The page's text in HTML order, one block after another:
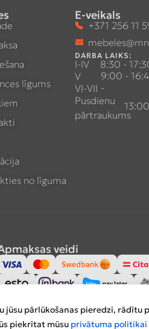
jūsu pārlūkošanas pieredzi, rādītu
piekrītat mūsu privātuma politikai
līgums
no līguma
E-veikals
+371 256 11
DARBA LAIKS:
I-IV
8:30 -
V
9:00 -
VI-VII -
Pusdienu
pārtraukums
veidi